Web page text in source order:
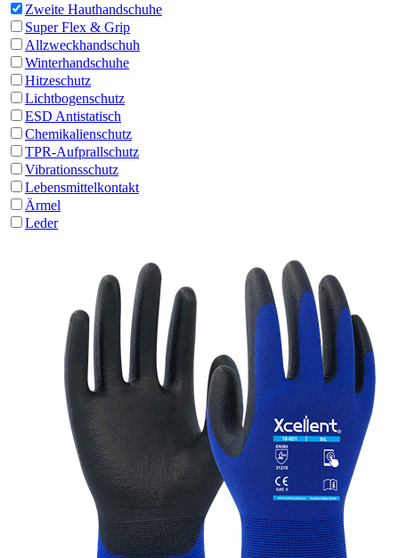
Zweite Hauthandschuhe
Super Flex & Grip
Allzweckhandschuh
Winterhandschuhe
Hitzeschutz
Lichtbogenschutz
ESD Antistatisch
Chemikalienschutz
TPR-Aufprallschutz
Vibrationsschutz
Lebensmittelkontakt
Ärmel
Leder